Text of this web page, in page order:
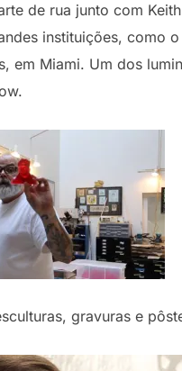
de rua junto com
instituições, como
em Miami. Um dos
gravuras e